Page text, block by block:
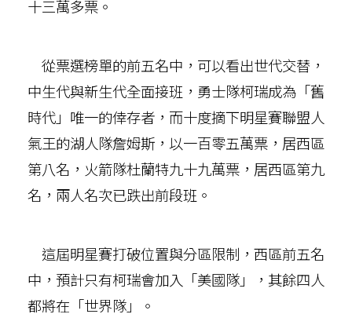
十三萬多票。
從票選榜單的前五名中，可以看出世代交替，
中生代與新生代全面接班，勇士隊柯瑞成為「舊
時代」唯一的倖存者，而十度摘下明星賽聯盟人
氣王的湖人隊詹姆斯，以一百零五萬票，居西區
第八名，火箭隊杜蘭特九十九萬票，居西區第九
名，兩人名次已跌出前段班。
這屆明星賽打破位置與分區限制，西區前五名
中，預計只有柯瑞會加入「美國隊」，其餘四人
都將在「世界隊」。